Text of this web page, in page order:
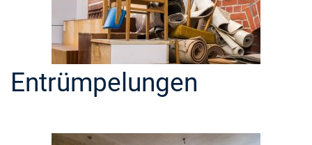
Entrümpelungen